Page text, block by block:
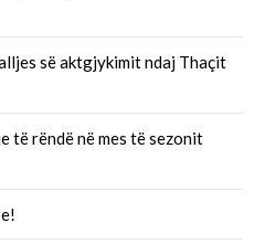
së aktgjykimit ndaj Thaçit
të rëndë në mes të sezonit